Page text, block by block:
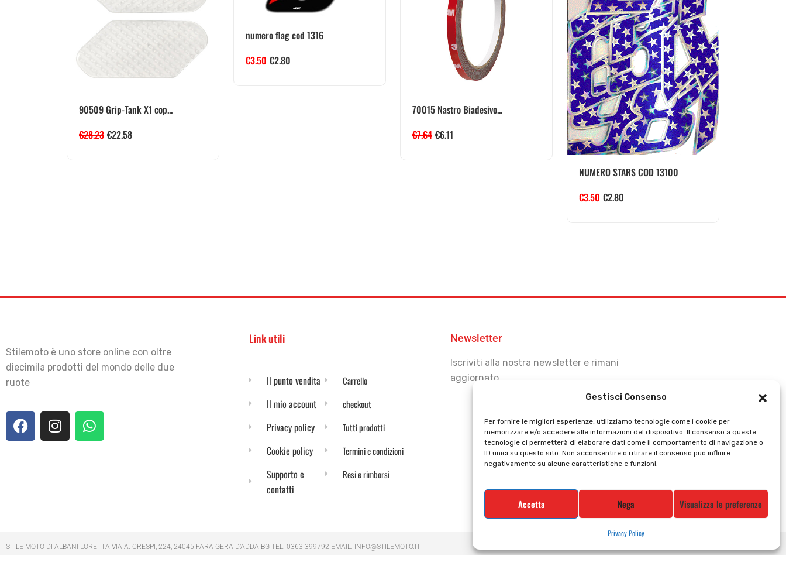
Gestisci Consenso
Per fornire le migliori esperienze, utilizziamo tecnologie come i cookie per
memorizzare e/o accedere alle informazioni del dispositivo. Il consenso a queste
tecnologie ci permetterà di elaborare dati come il comportamento di navigazione o
ID unici su questo sito. Non acconsentire o ritirare il consenso può influire
negativamente su alcune caratteristiche e funzioni.
Accetta Nega Visualizza le preferenze
Privacy Policy
90509 Grip-Tank X1 cop...
€28.23 €22.58
numero flag cod 1316
€3.50 €2.80
70015 Nastro Biadesivo...
€7.64 €6.11
NUMERO STARS COD 13100
€3.50 €2.80
Stilemoto è uno store online con oltre
diecimila prodotti del mondo delle due
ruote
Link utili
Il punto vendita
Il mio account
Privacy policy
Cookie policy
Supporto e
contatti
Carrello
checkout
Tutti prodotti
Termini e condizioni
Resi e rimborsi
Newsletter
Iscriviti alla nostra newsletter e rimani
aggiornato
STILE MOTO DI ALBANI LORETTA VIA A. CRESPI, 224, 24045 FARA GERA D’ADDA BG TEL: 0363 399792 EMAIL: INFO@STILEMOTO.IT